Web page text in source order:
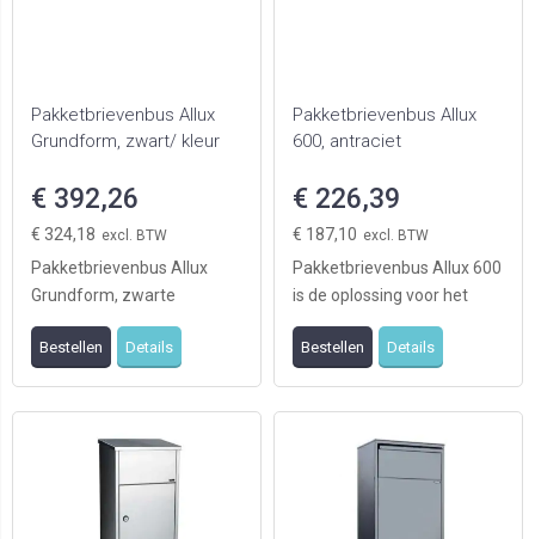
Pakketbrievenbus Allux
Grundform, zwart/ kleur
€ 392,26
€ 324,18
Pakketbrievenbus Allux
Grundform, zwarte
uitvoering met 6
verschillende kleurpanelen,
Bestellen Details
Pakketbrievenbus Allux
600, antraciet
€ 226,39
€ 187,10
Pakketbrievenbus Allux 600
is de oplossing voor het
ontvangen van grote
hoeveelheden post ...
Bestellen Details